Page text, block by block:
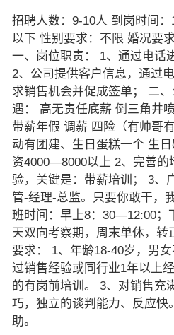
招聘人数：9-10人 到岗时间
以下 性别要求：不限 婚况要
一、岗位职责： 1、通过电话
2、公司提供客户信息，通过
求销售机会并促成签单； 二
遇： 高无责任底薪 倒三角井
带薪年假 调薪 四险（有帅哥
动有团建、生日蛋糕一个 生
资4000—8000以上 2、完善的
验，关键是：带薪培训； 3、
管-经理-总监。只要你敢干，
班时间：早上8：30—12:00；
天双向考察期，周末单休，转
要求： 1、年龄18-40岁，男
过销售经验或同行业1年以上
的有岗前培训。 3、对销售充
巧，独立的谈判能力、反应快
助。